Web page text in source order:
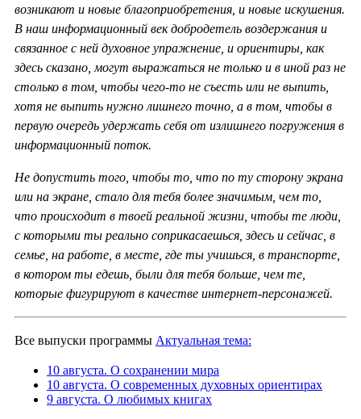
возникают и новые благоприобретения, и новые искушения.
В наш информационный век добродетель воздержания и
связанное с ней духовное упражнение, и ориентиры, как
здесь сказано, могут выражаться не только и в иной раз не
столько в том, чтобы чего-то не съесть или не выпить,
хотя не выпить нужно лишнего точно, а в том, чтобы в
первую очередь удержать себя от излишнего погружения в
информационный поток.
Не допустить того, чтобы то, что по ту сторону экрана
или на экране, стало для тебя более значимым, чем то,
что происходит в твоей реальной жизни, чтобы те люди,
с которыми ты реально соприкасаешься, здесь и сейчас, в
семье, на работе, в месте, где ты учишься, в транспорте,
в котором ты едешь, были для тебя больше, чем те,
которые фигурируют в качестве интернет-персонажей.
Все выпуски программы Актуальная тема:
10 августа. О сохранении мира
10 августа. О современных духовных ориентирах
9 августа. О любимых книгах